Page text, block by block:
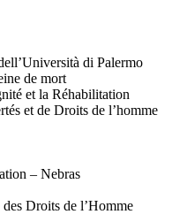
di Palermo
de mort
et la Réhabilitation
et de Droits de l’homme
– Nebras
Droits de l’Homme